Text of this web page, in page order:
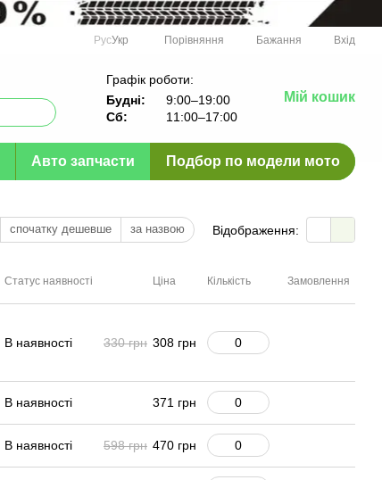
РусУкр Порівняння Бажання Вхід
Графік роботи:
Будні:
9:00–19:00
Сб:
11:00–17:00
Мій кошик
Авто запчасти Подбор по модели мото
спочатку дешевше за назвою Відображення:
Статус наявності Ціна Кількість Замовлення
В наявності 330 грн 308 грн
В наявності 371 грн
В наявності 598 грн 470 грн